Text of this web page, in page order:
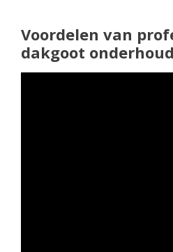
Voordelen van
dakgoot onderhoud